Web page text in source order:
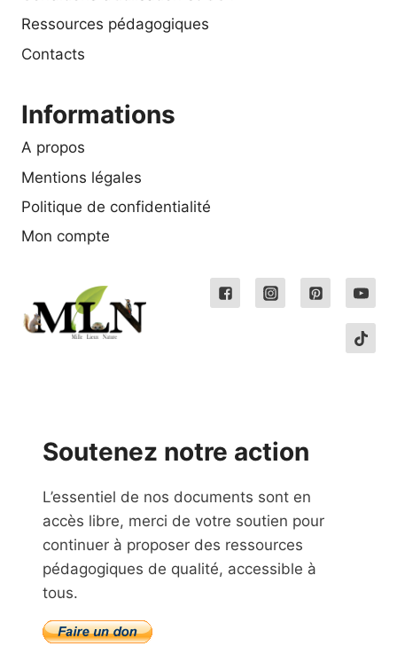
Ressources pédagogiques
Contacts
Informations
A propos
Mentions légales
Politique de confidentialité
Mon compte
Soutenez notre action
L’essentiel de nos documents sont en
accès libre, merci de votre soutien pour
continuer à proposer des ressources
pédagogiques de qualité, accessible à
tous.